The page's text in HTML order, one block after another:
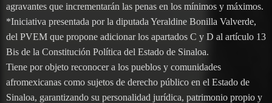
agravantes que incrementarán las penas en los mínimos y máximos.
*Iniciativa presentada por la diputada Yeraldine Bonilla Valverde,
del PVEM que propone adicionar los apartados C y D al artículo 13
Bis de la Constitución Política del Estado de Sinaloa.
Tiene por objeto reconocer a los pueblos y comunidades
afromexicanas como sujetos de derecho público en el Estado de
Sinaloa, garantizando su personalidad jurídica, patrimonio propio y